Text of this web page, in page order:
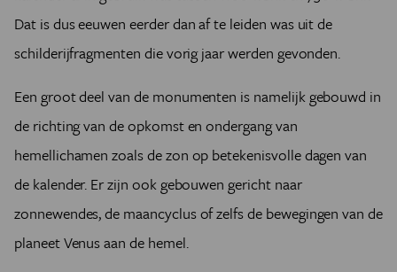
Dat is dus eeuwen eerder dan af te leiden was uit de
schilderijfragmenten die vorig jaar werden gevonden.
Een groot deel van de monumenten is namelijk gebouwd in
de richting van de opkomst en ondergang van
hemellichamen zoals de zon op betekenisvolle dagen van
de kalender. Er zijn ook gebouwen gericht naar
zonnewendes, de maancyclus of zelfs de bewegingen van de
planeet Venus aan de hemel.